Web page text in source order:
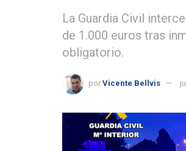
La Guardia Civil
de 1.000 euros tras
obligatorio.
por Vicente Bellvis